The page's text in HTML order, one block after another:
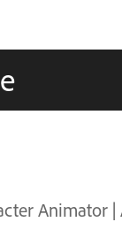
Animator |